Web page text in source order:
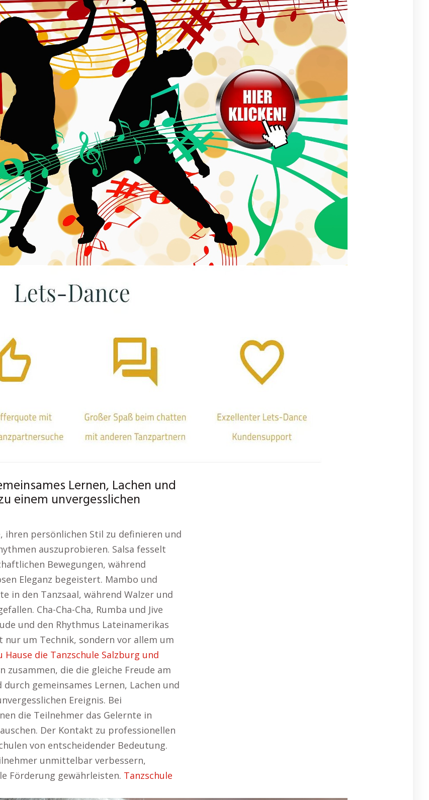
Lernen, Lachen und
einem unvergesslichen
ihren persönlichen Stil zu definieren und
auszuprobieren. Salsa fesselt
Bewegungen, während
Eleganz begeistert. Mambo und
in den Tanzsaal, während Walzer und
Cha-Cha-Cha, Rumba und Jive
und den Rhythmus Lateinamerikas
nur um Technik, sondern vor allem um
Hause die Tanzschule Salzburg und
zusammen, die die gleiche Freude am
gemeinsames Lernen, Lachen und
Ereignis. Bei
die Teilnehmer das Gelernte in
Der Kontakt zu professionellen
von entscheidender Bedeutung.
unmittelbar verbessern,
Förderung gewährleisten. Tanzschule